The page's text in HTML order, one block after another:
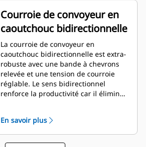
Courroie de convoyeur en
caoutchouc bidirectionnelle
La courroie de convoyeur en
caoutchouc bidirectionnelle est extra-
robuste avec une bande à chevrons
relevée et une tension de courroie
réglable. Le sens bidirectionnel
renforce la productivité car il élimine
nécessaires dans les zones
restreintes.
En savoir plus